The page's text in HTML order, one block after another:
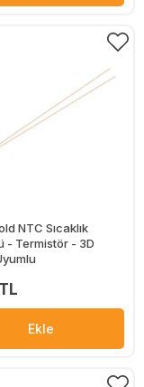
NTC Sıcaklık
- Termistör - 3D
Ekle